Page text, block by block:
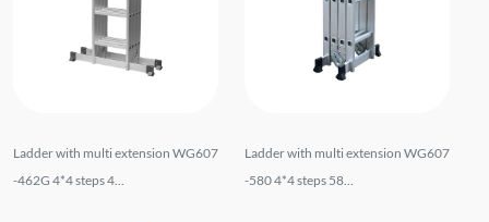
Ladder with multi extension WG607
-462G 4*4 steps 4...
Ladder with multi extension WG607
-580 4*4 steps 58...